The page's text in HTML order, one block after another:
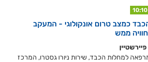
כמצב טרום אונקולוגי - המעקב
ממש
למחלות הכבד, שירות ניורו גסטרו, המרכז